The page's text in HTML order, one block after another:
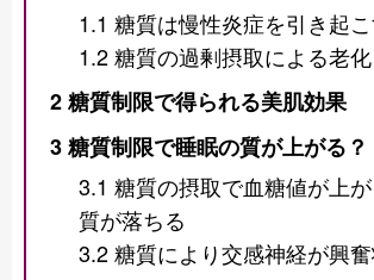
1.1 糖質は慢性炎症を引き起
1.2糖質の過剰摂取による老化
2糖質制限で得られる美肌効果
3糖質制限で睡眠の質が上がる？
3.1 糖質の摂取で血糖値が上
質が落ちる
3.2糖質により交感神経が興